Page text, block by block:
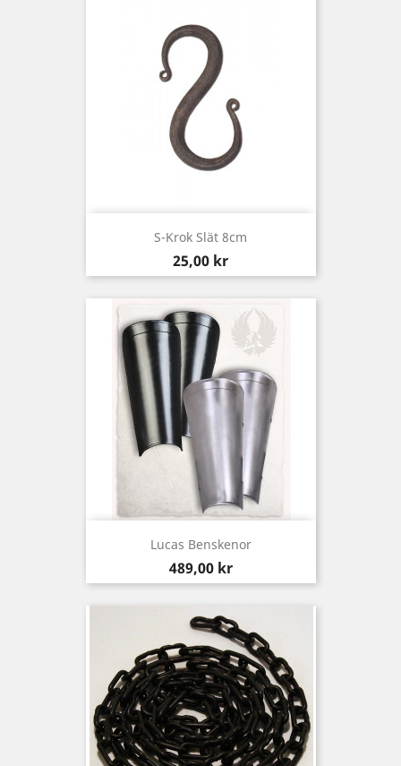
S-Krok Slät 8cm
Pris
25,00 kr
Lucas Benskenor
Pris
489,00 kr